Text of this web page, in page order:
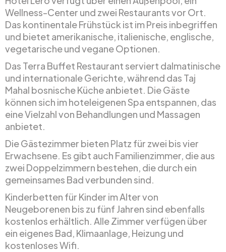
Wellness-Center und zwei Restaurants vor Ort.
Das kontinentale Frühstück ist im Preis inbegriffen
und bietet amerikanische, italienische, englische,
vegetarische und vegane Optionen.
Das Terra Buffet Restaurant serviert dalmatinische
und internationale Gerichte, während das Taj
Mahal bosnische Küche anbietet. Die Gäste
können sich im hoteleigenen Spa entspannen, das
eine Vielzahl von Behandlungen und Massagen
anbietet.
Die Gästezimmer bieten Platz für zwei bis vier
Erwachsene. Es gibt auch Familienzimmer, die aus
zwei Doppelzimmern bestehen, die durch ein
gemeinsames Bad verbunden sind.
Kinderbetten für Kinder im Alter von
Neugeborenen bis zu fünf Jahren sind ebenfalls
kostenlos erhältlich. Alle Zimmer verfügen über
ein eigenes Bad, Klimaanlage, Heizung und
kostenloses Wifi.